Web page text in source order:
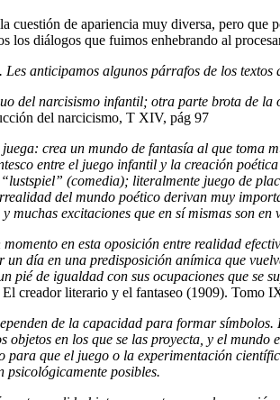
cuestión de apariencia muy diversa, pero
los diálogos que fuimos enhebrando al
anticipamos algunos párrafos de los
del narcisismo infantil; otra parte brota de
del narcicismo, T XIV, pág 97
crea un mundo de fantasía al que toma
entre el juego infantil y la creación
(comedia); literalmente juego de
del mundo poético derivan muy
muchas excitaciones que en sí mismas son
en esta oposición entre realidad
un día en una predisposición anímica que
pié de igualdad con sus ocupaciones que
El creador literario y el fantaseo (1909). Tomo
de la capacidad para formar
objetos en los que se las proyecta, y el
para que el juego o la experimentación
psicológicamente posibles.